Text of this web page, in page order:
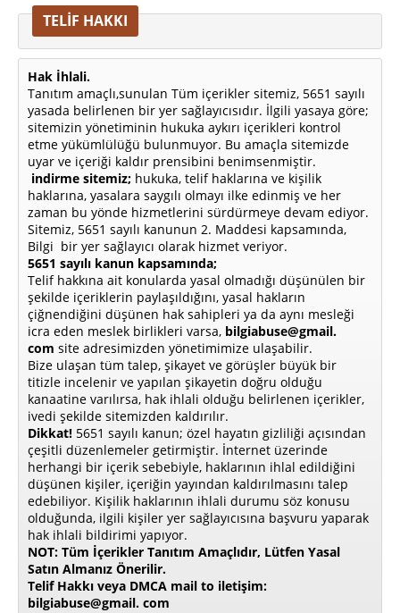
TELİF HAKKI
Hak İhlali.
Tanıtım amaçlı,sunulan Tüm içerikler sitemiz, 5651 sayılı
yasada belirlenen bir yer sağlayıcısıdır. İlgili yasaya göre;
sitemizin yönetiminin hukuka aykırı içerikleri kontrol
etme yükümlülüğü bulunmuyor. Bu amaçla sitemizde
uyar ve içeriği kaldır prensibini benimsenmiştir.
indirme sitemiz; hukuka, telif haklarına ve kişilik
haklarına, yasalara saygılı olmayı ilke edinmiş ve her
zaman bu yönde hizmetlerini sürdürmeye devam ediyor.
Sitemiz, 5651 sayılı kanunun 2. Maddesi kapsamında,
Bilgi bir yer sağlayıcı olarak hizmet veriyor.
5651 sayılı kanun kapsamında;
Telif hakkına ait konularda yasal olmadığı düşünülen bir
şekilde içeriklerin paylaşıldığını, yasal hakların
çiğnendiğini düşünen hak sahipleri ya da aynı mesleği
icra eden meslek birlikleri varsa, bilgiabuse@gmail.
com site adresimizden yönetimimize ulaşabilir.
Bize ulaşan tüm talep, şikayet ve görüşler büyük bir
titizle incelenir ve yapılan şikayetin doğru olduğu
kanaatine varılırsa, hak ihlali olduğu belirlenen içerikler,
ivedi şekilde sitemizden kaldırılır.
Dikkat! 5651 sayılı kanun; özel hayatın gizliliği açısından
çeşitli düzenlemeler getirmiştir. İnternet üzerinde
herhangi bir içerik sebebiyle, haklarının ihlal edildiğini
düşünen kişiler, içeriğin yayından kaldırılmasını talep
edebiliyor. Kişilik haklarının ihlali durumu söz konusu
olduğunda, ilgili kişiler yer sağlayıcısına başvuru yaparak
hak ihlali bildirimi yapıyor.
NOT: Tüm İçerikler Tanıtım Amaçlıdır, Lütfen Yasal
Satın Almanız Önerilir.
Telif Hakkı veya DMCA mail to iletişim:
bilgiabuse@gmail. com